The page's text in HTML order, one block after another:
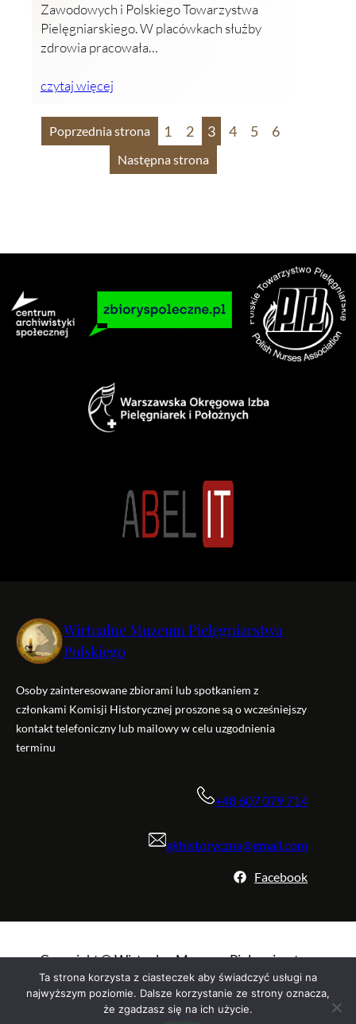
Zawodowych i Polskiego Towarzystwa
Pielęgniarskiego. W placówkach służby
zdrowia pracowała…
czytaj więcej
Poprzednia strona 1 2 3 4 5 6
Następna strona
Wirtualne Muzeum Pielęgniarstwa
Polskiego
Osoby zainteresowane zbiorami lub spotkaniem z
członkami Komisji Historycznej proszone są o wcześniejszy
kontakt telefoniczny lub mailowy w celu uzgodnienia
terminu
+48 607 079 714
gkhistoryczna@gmail.com
Facebook
Copyright © Wirtualne Muzeum Pielęgniarstwa
Polskiego. Wszelkie prawa zastrzeżone.
Ta strona korzysta z ciasteczek aby świadczyć usługi na
najwyższym poziomie. Dalsze korzystanie ze strony oznacza,
że zgadzasz się na ich użycie.